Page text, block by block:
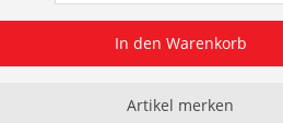
In den Warenkorb
Artikel merken